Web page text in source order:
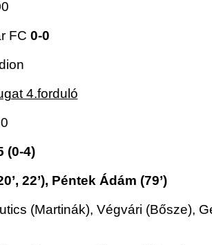
FC 0-0
4.forduló
(0-4)
22’), Péntek Ádám (79’)
(Martinák), Végvári (Bősze),